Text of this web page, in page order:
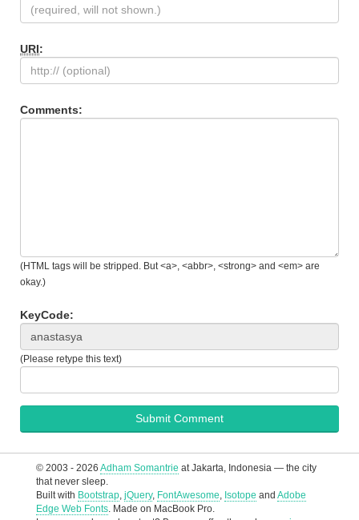
URI:
Comments:
(HTML tags will be stripped. But <a>, <abbr>, <strong> and <em> are
okay.)
KeyCode:
(Please retype this text)
© 2003 - 2026 Adham Somantrie at Jakarta, Indonesia — the city
that never sleep.
Built with Bootstrap jQuery, FontAwesome Isotope and Adobe
Edge Web Fonts . Made on MacBook Pro.